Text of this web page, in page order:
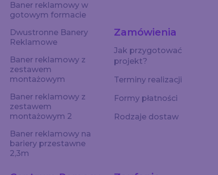
Baner reklamowy w
gotowym formacie
Dwustronne Banery
Reklamowe
Baner reklamowy z
zestawem
montażowym
Baner reklamowy z
zestawem
montażowym 2
Baner reklamowy na
bariery przestawne
2,3m
Zamówienia
Jak przygotować
projekt?
Terminy realizacji
Formy płatności
Rodzaje dostaw